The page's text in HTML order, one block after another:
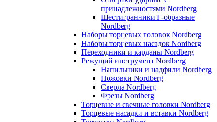
принадлежностями Nordberg
Шестигранники Г-образные
Nordberg
Наборы торцевых головок Nordberg
Наборы торцевых насадок Nordberg
Переходники и карданы Nordberg
Режущий инструмент Nordberg
Напильники и надфили Nordberg
Ножовки Nordberg
Сверла Nordberg
Фрезы Nordberg
Торцевые и свечные головки Nordberg
Торцевые насадки и вставки Nordberg